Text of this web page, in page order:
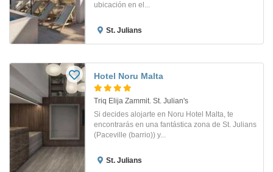
ubicación en el...
St. Julians
Hotel Noru Malta
Triq Elija Zammit. St. Julian's
Si decides alojarte en Noru Hotel Malta, te
encontrarás en una fantástica zona de St. Julians
(Paceville (barrio)) y...
St. Julians